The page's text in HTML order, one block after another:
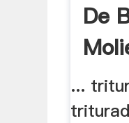
De
...